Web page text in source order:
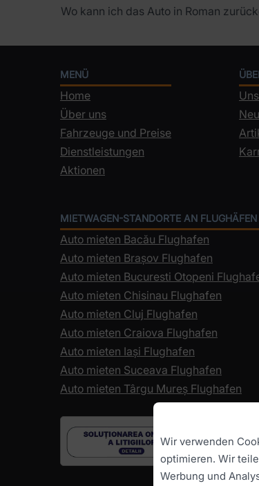
Wo kann ich das Auto in Roman
MENÜ
Home
Über uns
Fahrzeuge und Preise
Dienstleistungen
Aktionen
MIETWAGEN-STANDORTE AN FLUGHÄFEN
Auto mieten Bacău Flughafen
Auto mieten Brașov Flughafen
Auto mieten Bucuresti Otopeni
Auto mieten Chisinau Flughafen
Auto mieten Cluj Flughafen
Auto mieten Craiova Flughafen
Auto mieten Iași Flughafen
Auto mieten Suceava Flughafen
Auto mieten Târgu Mureș Flughafen
Wir verwenden
optimieren. Wir
Werbung und